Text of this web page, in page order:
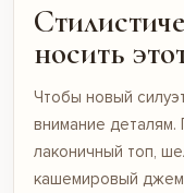
носить
Чтобы новый
внимание
лаконичный топ,
кашемировый